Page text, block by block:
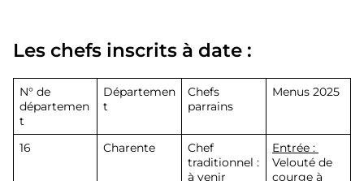
Les chefs inscrits à date :
N° de
départemen
t
Départemen
t
Chefs
parrains
Menus 2025
16 Charente
Chef
traditionnel :
à venir
Entrée :
Velouté de
courge à